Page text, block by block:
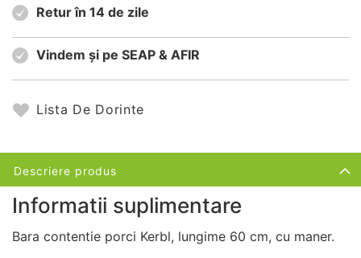
Retur în 14 de zile
Vindem și pe SEAP & AFIR
Lista De Dorinte
Descriere produs
Informatii suplimentare
Bara contentie porci Kerbl, lungime 60 cm, cu maner.